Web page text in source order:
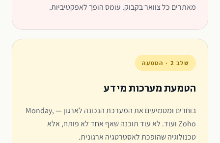
מאתרים כל צוואר בקבוק. עומס הופך לאפקטיביות.
שלב 2 · הטמעה
הטמעת מערכות מידע
בוחרים ומטמיעים את המערכת הנכונה לארגון — Monday,
Zoho ועוד. לא עוד תוכנה שאף אחד לא פותח, אלא
טכנולוגיה שהופכת לאסטרטגיה ארגונית.